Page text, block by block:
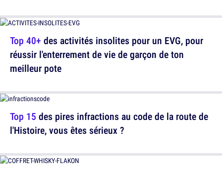
Top 40+ des activités insolites pour un EVG, pour
réussir l'enterrement de vie de garçon de ton
meilleur pote
Top 15 des pires infractions au code de la route de
l'Histoire, vous êtes sérieux ?